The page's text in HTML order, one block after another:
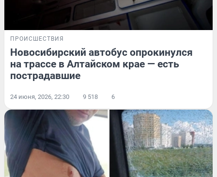
ПРОИСШЕСТВИЯ
Новосибирский автобус опрокинулся
на трассе в Алтайском крае — есть
пострадавшие
24 июня, 2026, 22:30 9 518 6